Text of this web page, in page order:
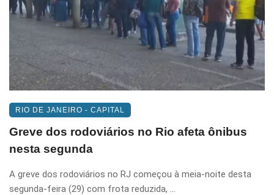
RIO DE JANEIRO - CAPITAL
Greve dos rodoviários no Rio afeta ônibus
nesta segunda
A greve dos rodoviários no RJ começou à meia-noite desta
segunda-feira (29) com frota reduzida, ...